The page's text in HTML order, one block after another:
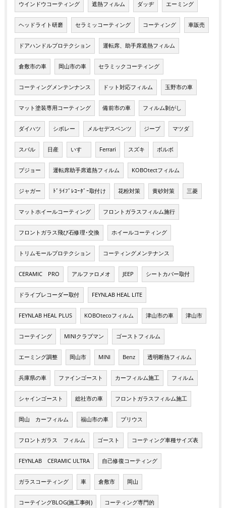
ウインドウコーティング 遮熱フィルム ダッヂ エーミング
ヘッドライト研磨 セラミッコーティング コーティング 車販売
ドアハンドルプロテクション 運転席、助手席遮熱フィルム
倉敷市の車 岡山市の車 セラミックコーティング
コーティングメンテンナンス ドット対応フィルム 玉野市の車
マット塗装専用コーティング 備前市の車 フィルム剝がし
ダイハツ シボレー メルセデスベンツ ジープ マツダ
スバル 日産 いすゞ Ferrari スズキ ボルボ
プジョー 運転席助手席遮熱フィルム KOBOtectフィルム
ジャガー ﾄﾞﾗｲﾌﾞﾚｺｰﾀﾞｰ取付け 花粉対策 黄砂対策 三菱
マットホイールコーティング フロントガラスフィルム施行
フロントガラス飛び石修理･交換 ホイールコーティング
トリムモールプロテクション コーティングメンテナンス
CERAMIC PRO アルファロメオ JEEP シートカバー取付
ドライブレコーダー取付 FEYNLAB HEAL LITE
FEYNLAB HEAL PLUS KOBOtecoフィルム 津山市の車 津山市
コーテイング MINIクラブマン ゴーストフィルム
エーミング調整 岡山市 MINI Benz 透明断熱フィルム
兵庫県の車 ファインゴースト カーフィルム施工 フィルム
シャインゴースト 総社市の車 フロントガラスフィルム施工
岡山 カーフィルム 福山市の車 プリウス
フロントガラス フィルム ゴースト コーティング車種サイズ表
FEYNLAB CERAMIC ULTRA 自己修復コーティング
ガラスコーティング 車 倉敷市 岡山
コーテイングBLOG(施工事例) コーティング専門的